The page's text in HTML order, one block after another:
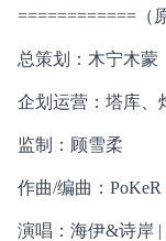
============（
总策划：木宁木蒙
企划运营：塔库、
监制：顾雪柔
作曲/编曲：PoKeR
演唱：海伊&诗岸 |